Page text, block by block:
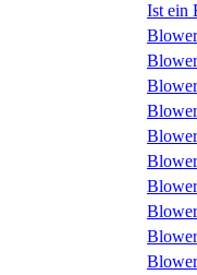
Ist ein